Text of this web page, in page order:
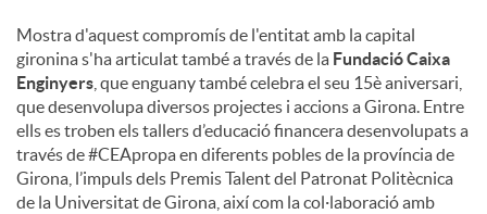
Mostra d'aquest compromís de l'entitat amb la capital
gironina s'ha articulat també a través de la Fundació Caixa
Enginyers , que enguany també celebra el seu 15è aniversari,
que desenvolupa diversos projectes i accions a Girona. Entre
ells es troben els tallers d’educació financera desenvolupats a
través de #CEApropa en diferents pobles de la província de
Girona, l’impuls dels Premis Talent del Patronat Politècnica
de la Universitat de Girona, així com la col·laboració amb